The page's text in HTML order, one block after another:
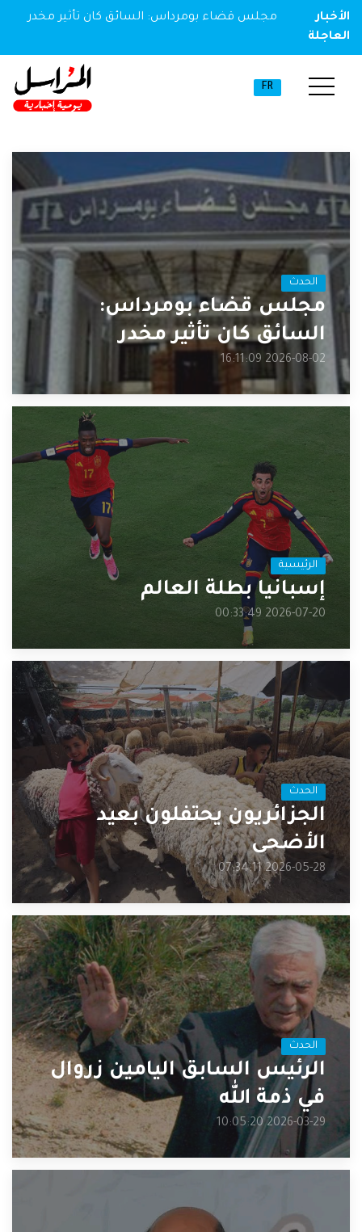
الأخبار
العاجلة
مجلس قضاء بومرداس: السائق كان تأثير مخدر
FR
الحدث
مجلس قضاء بومرداس:
السائق كان تأثير مخدر
2026-08-02 16:11:09
الرئيسية
إسبانيا بطلة العالم
2026-07-20 00:33:49
الحدث
الجزائريون يحتفلون بعيد
الأضحى
2026-05-28 07:34:11
الحدث
الرئيس السابق اليامين زروال
في ذمة الله
2026-03-29 10:05:20